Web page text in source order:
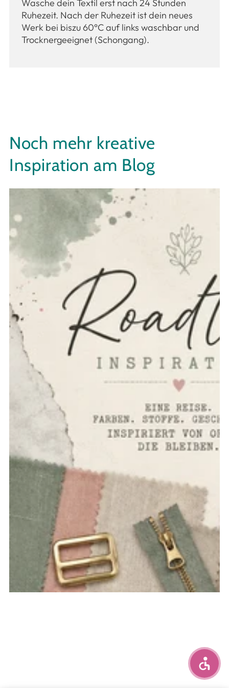
Wasche dein Textil erst nach 24 Stunden
Ruhezeit. Nach der Ruhezeit ist dein neues
Werk bei biszu 60°C auf links waschbar und
Trocknergeeignet (Schongang).
Noch mehr kreative
Inspiration am Blog